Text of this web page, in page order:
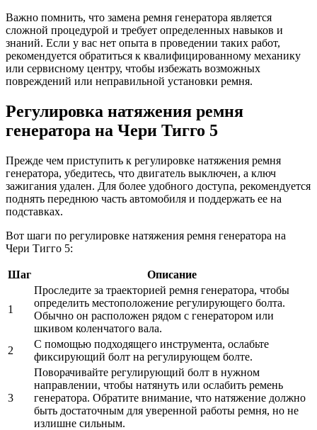
Важно помнить, что замена ремня генератора является
сложной процедурой и требует определенных навыков и
знаний. Если у вас нет опыта в проведении таких работ,
рекомендуется обратиться к квалифицированному механику
или сервисному центру, чтобы избежать возможных
повреждений или неправильной установки ремня.
Регулировка натяжения ремня
генератора на Чери Тигго 5
Прежде чем приступить к регулировке натяжения ремня
генератора, убедитесь, что двигатель выключен, а ключ
зажигания удален. Для более удобного доступа, рекомендуется
поднять переднюю часть автомобиля и поддержать ее на
подставках.
Вот шаги по регулировке натяжения ремня генератора на
Чери Тигго 5:
Шаг Описание
1
Проследите за траекторией ремня генератора, чтобы
определить местоположение регулирующего болта.
Обычно он расположен рядом с генератором или
шкивом коленчатого вала.
2
С помощью подходящего инструмента, ослабьте
фиксирующий болт на регулирующем болте.
3
Поворачивайте регулирующий болт в нужном
направлении, чтобы натянуть или ослабить ремень
генератора. Обратите внимание, что натяжение должно
быть достаточным для уверенной работы ремня, но не
излишне сильным.